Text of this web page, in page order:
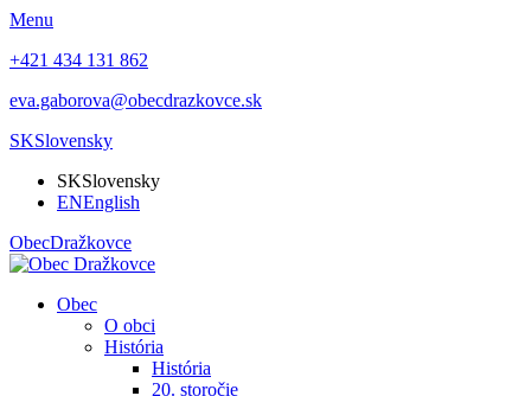
Menu
+421 434 131 862
eva.gaborova@obecdrazkovce.sk
SKSlovensky
SKSlovensky
ENEnglish
ObecDražkovce
Obec
O obci
História
História
20. storočie